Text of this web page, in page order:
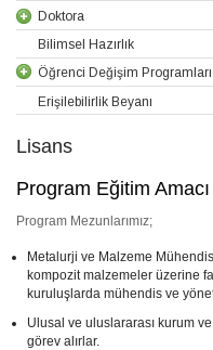
Doktora
Bilimsel Hazırlık
Öğrenci Değişim Programları
Erişilebilirlik Beyanı
Lisans
Program Eğitim Amacı
Program Mezunlarımız;
Metalurji ve Malzeme
kompozit malzemeler üzerine
kuruluşlarda mühendis ve
Ulusal ve uluslararası kurum
görev alırlar.